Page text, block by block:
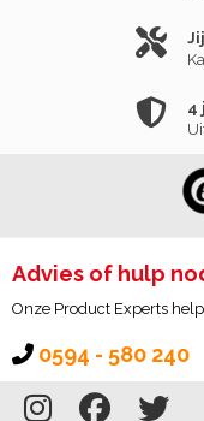
4
Advies of hulp
Onze Product Experts
0594 - 580 240